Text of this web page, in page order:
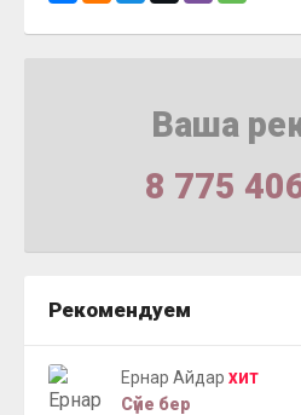
Ваша
8 775
Рекомендуем
Ернар Айдар ХИТ
Сүйе бер